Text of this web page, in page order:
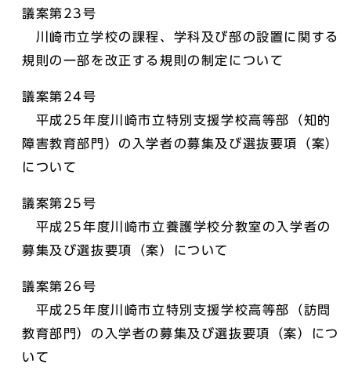
議案第23号
川崎市立学校の課程、学科及び部の設置に関する
規則の一部を改正する規則の制定について
議案第24号
平成25年度川崎市立特別支援学校高等部（知的
障害教育部門）の入学者の募集及び選抜要項（案）
について
議案第25号
平成25年度川崎市立養護学校分教室の入学者の
募集及び選抜要項（案）について
議案第26号
平成25年度川崎市立特別支援学校高等部（訪問
教育部門）の入学者の募集及び選抜要項（案）につ
いて